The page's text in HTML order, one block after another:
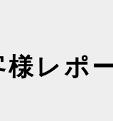
様レポ